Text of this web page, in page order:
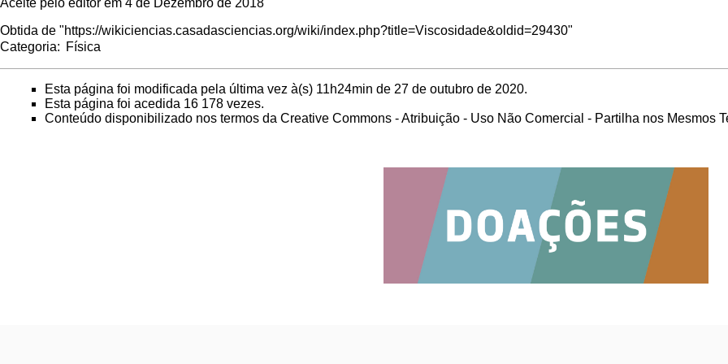
Aceite pelo editor em 4 de Dezembro de 2018
Obtida de "https://wikiciencias.casadasciencias.org/wiki/index.php?title=Viscosidade&oldid=29430"
Categoria: Física
Esta página foi modificada pela última vez à(s) 11h24min de 27 de outubro de 2020.
Esta página foi acedida 16 178 vezes.
Conteúdo disponibilizado nos termos da Creative Commons - Atribuição - Uso Não Comercial - Partilha nos Mesmos